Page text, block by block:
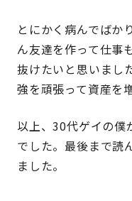
とにかく病んでばか
ん友達を作って仕事
抜けたいと思いまし
強を頑張って資産を
以上、30代ゲイの僕
でした。最後まで読
ました。